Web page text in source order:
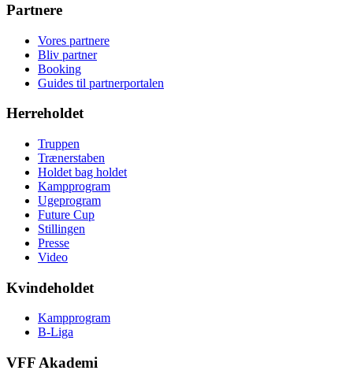
Partnere
Vores partnere
Bliv partner
Booking
Guides til partnerportalen
Herreholdet
Truppen
Trænerstaben
Holdet bag holdet
Kampprogram
Ugeprogram
Future Cup
Stillingen
Presse
Video
Kvindeholdet
Kampprogram
B-Liga
VFF Akademi